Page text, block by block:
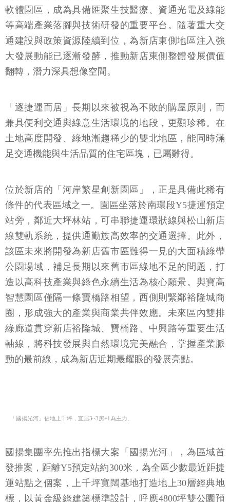
軟體園區，成為具備匯聚生技醫療、資通光電及綠能
等高端產業落腳與技術研發的重要平台。隨著重大交
通建設與政策資源陸續到位，為新店東側地區注入強
大發展動能已逐漸發酵，推動新店東側整體發展價值
翻轉，潛力深具想像空間。
「逐捷運而居」長期以來被視為不敗的購屋原則，而
兼具便利交通與綠意生活環境的地段，更顯珍稀。在
土地高度開發、綠地漸趨稀少的雙北地區，能同時滿
足交通機能與生活品質的住宅區塊，已屬難得。
位於新店的「河岸繁星創新園區」，正是具備此稀有
條件的代表區域之一。園區坐落於南環段Y5捷運預定
站旁，鄰近大坪林站，可串聯捷運環狀線與松山新店
線雙軌系統，提供通勤族高效率的交通選擇。此外，
該區未來將開發為新店舊市區難得一見的大面積綠帶
公園場域，補足長期以來舊市區綠地不足的問題，打
造以高科技產業與綠色永續生活為核心願景。與寶高
智慧園區僅隔一條寶橋路相望，西側則緊鄰裕隆城商
圈，形成強大的產業與商業共伴效應。未來區內雙排
綠廊道貫穿新店裕隆城、寶橋路、中興路等重要生活
軸線，將科技發展與自然環境完美融合，掌握產業脈
動的最前線，成為新店近期最耀眼的發展亮點。
「國揚光河」佔地上千坪，宜居3~3房+1為主力。
國揚集團率先推出指標大案「國揚光河」，為區域首
發推案，距離Y5預定站約300米，為全區少數最近距捷
運站點之個案，上千坪寬闊基地打造地上30層經典地
標，以黃金級綠建築標準設計，呼應4800坪雙公園預